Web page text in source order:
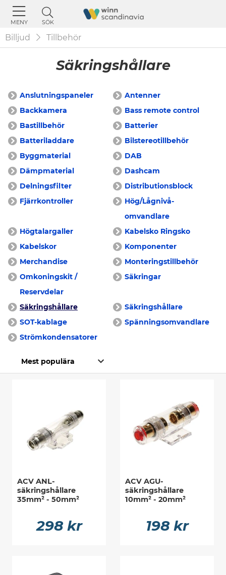
MENY SÖK
Billjud Tillbehör
Säkringshållare
Anslutningspaneler
Antenner
Backkamera
Bass remote control
Bastillbehör
Batterier
Batteriladdare
Bilstereotillbehör
Byggmaterial
DAB
Dämpmaterial
Dashcam
Delningsfilter
Distributionsblock
Fjärrkontroller
Hög/Lågnivå-
omvandlare
Högtalargaller
Kabelsko Ringsko
Kabelskor
Komponenter
Merchandise
Monteringstillbehör
Omkoningskit /
Reservdelar
Säkringar
Säkringshållare
Säkringshållare
SOT-kablage
Spänningsomvandlare
Strömkondensatorer
ACV ANL-
säkringshållare
35mm² - 50mm²
298 kr
ACV AGU-
säkringshållare
10mm² - 20mm²
198 kr